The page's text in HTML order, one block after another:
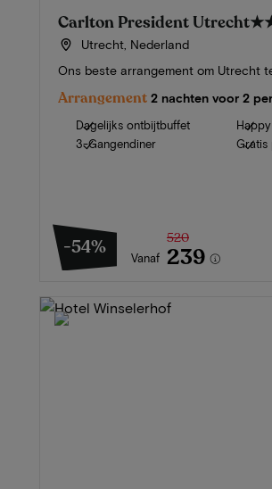
Carlton President Utrecht
Utrecht, Nederland
Ons beste arrangement om Utrecht
Arrangement 2 nachten voor 2
Dagelijks ontbijtbuffet
3-Gangendiner
Gratis
-54% Vanaf
520
239